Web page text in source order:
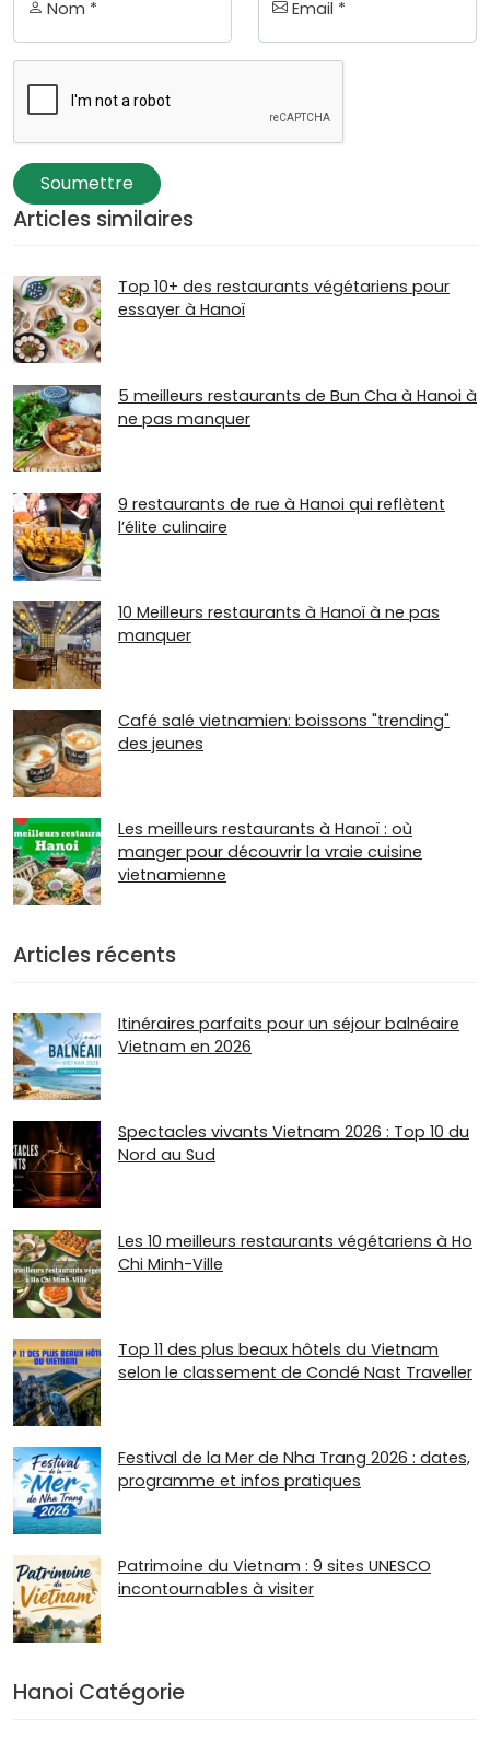
Nom * Email *
Soumettre
Articles similaires
Top 10+ des restaurants végétariens pour
essayer à Hanoï
5 meilleurs restaurants de Bun Cha à Hanoi à
ne pas manquer
9 restaurants de rue à Hanoi qui reflètent
l’élite culinaire
10 Meilleurs restaurants à Hanoï à ne pas
manquer
Café salé vietnamien: boissons "trending"
des jeunes
Les meilleurs restaurants à Hanoï : où
manger pour découvrir la vraie cuisine
vietnamienne
Articles récents
Itinéraires parfaits pour un séjour balnéaire
Vietnam en 2026
Spectacles vivants Vietnam 2026 : Top 10 du
Nord au Sud
Les 10 meilleurs restaurants végétariens à Ho
Chi Minh-Ville
Top 11 des plus beaux hôtels du Vietnam
selon le classement de Condé Nast Traveller
Festival de la Mer de Nha Trang 2026 : dates,
programme et infos pratiques
Patrimoine du Vietnam : 9 sites UNESCO
incontournables à visiter
Hanoi Catégorie